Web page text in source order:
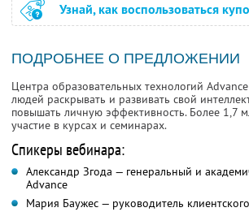
Узнай, как воспользоваться
ПОДРОБНЕЕ О ПРЕДЛОЖЕНИИ
Центра образовательных технологий
людей раскрывать и развивать свой
повышать личную эффективность. Более 1,7
участие в курсах и семинарах.
Спикеры вебинара:
Александр Згода — генеральный и
Advance
Мария Баужес — руководитель